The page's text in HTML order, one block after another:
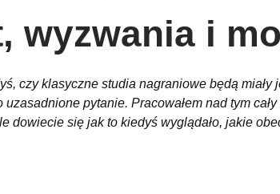
wyzwania i
czy klasyczne studia nagraniowe będą
pytanie. Pracowałem nad tym
dowiecie się jak to kiedyś wyglądało, jakie